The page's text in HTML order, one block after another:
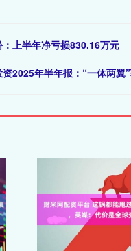
上半年净亏损830.16万元
2025年半年报：“一体两翼